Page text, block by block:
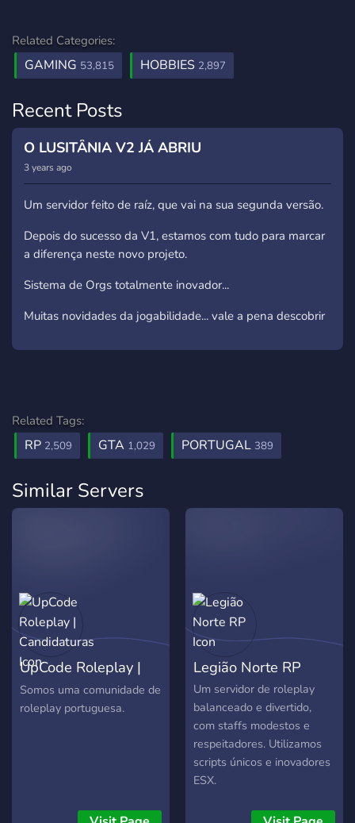
Related Categories:
GAMING 53,815 HOBBIES 2,897
Recent Posts
O LUSITÂNIA V2 JÁ ABRIU
3 years ago
Um servidor feito de raíz, que vai na sua segunda versão.
Depois do sucesso da V1, estamos com tudo para marcar
a diferença neste novo projeto.
Sistema de Orgs totalmente inovador...
Muitas novidades da jogabilidade... vale a pena descobrir
Related Tags:
RP 2,509 GTA 1,029 PORTUGAL 389
Similar Servers
UpCode Roleplay |
Candidaturas
Somos uma comunidade de
roleplay portuguesa.
Legião Norte RP
Um servidor de roleplay
balanceado e divertido,
com staffs modestos e
respeitadores. Utilizamos
scripts únicos e inovadores
ESX.